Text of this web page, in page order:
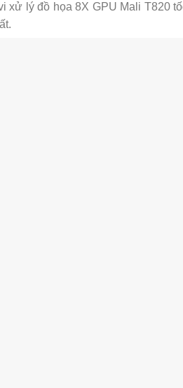
xử lý đồ họa 8X GPU Mali T820